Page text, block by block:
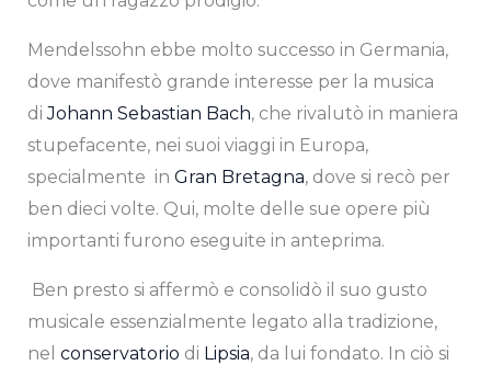
Mendelssohn ebbe molto successo in Germania,
dove manifestò grande interesse per la musica
diJohann Sebastian Bach, che rivalutò in maniera
stupefacente, nei suoi viaggi in Europa,
specialmente in Gran Bretagna, dove si recò per
ben dieci volte. Qui, molte delle sue opere più
importanti furono eseguite in anteprima.
Ben presto si affermò e consolidò il suo gusto
musicale essenzialmente legato alla tradizione,
nel conservatorio di Lipsia, da lui fondato. In ciò si